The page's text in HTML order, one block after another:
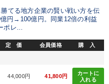
てる地方企業の賢い戦い方を伝
円→100億円。同業12倍の利益
ポレ...
定 価 会員価格 購 入
44,000円 41,800円
カートに
入れる